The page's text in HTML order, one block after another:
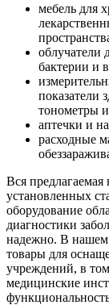
мебель для
облучатели
бактерии и
показатели
тонометры
аптечки и
расходные
Вся предлагаемая
установленных
оборудование
диагностики
надежно. В нашем
товары для
учреждений, в
медицинские